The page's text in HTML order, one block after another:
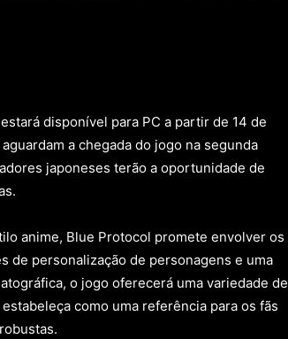
disponível para PC a partir de 14 de
a chegada do jogo na segunda
japoneses terão a oportunidade de
anime, Blue Protocol promete envolver os
de personalização de personagens e uma
o jogo oferecerá uma variedade de
como uma referência para os fãs